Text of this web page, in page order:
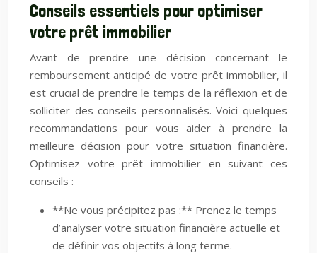
Conseils essentiels pour optimiser
votre prêt immobilier
Avant de prendre une décision concernant le
remboursement anticipé de votre prêt immobilier, il
est crucial de prendre le temps de la réflexion et de
solliciter des conseils personnalisés. Voici quelques
recommandations pour vous aider à prendre la
meilleure décision pour votre situation financière.
Optimisez votre prêt immobilier en suivant ces
conseils :
**Ne vous précipitez pas :** Prenez le temps
d’analyser votre situation financière actuelle et
de définir vos objectifs à long terme.